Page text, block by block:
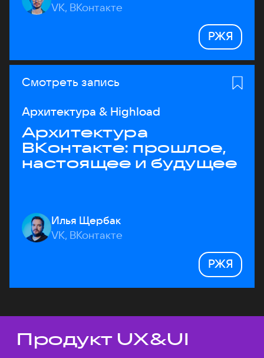
VK, ВКонтакте
РЖЯ
Смотреть запись
Архитектура & Highload
Архитектура
ВКонтакте: прошлое,
настоящее и будущее
Илья Щербак
VK, ВКонтакте
РЖЯ
Темы докладов
Продукт UX&UI